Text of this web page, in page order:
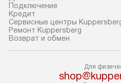
установки, предварительно
согласуйте это с
За данную услугу взимается
они не позволяют пронести
Подключение
Кредит
Сервисные центры
Ремонт Kuppersberg
Возврат и обмен
Для